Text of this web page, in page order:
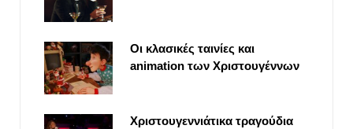
Οι κλασικές ταινίες και
animation των Χριστουγέννων
Χριστουγεννιάτικα τραγούδια